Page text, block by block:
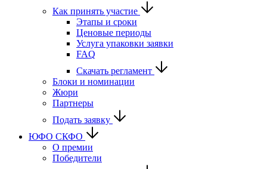
Как принять участие
Этапы и сроки
Ценовые периоды
Услуга упаковки заявки
FAQ
Скачать регламент
Блоки и номинации
Жюри
Партнеры
Подать заявку
ЮФО СКФО
О премии
Победители